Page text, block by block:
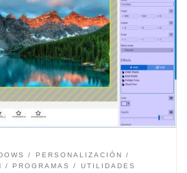
escritorio de Windows es muy
una foto que tengamos
duro de nuestro ordenador y
el botón derecho del ratón para
«Establecer como fondo de
la forma más sencilla […]
PERSONALIZACIÓN
PROGRAMAS UTILIDADES